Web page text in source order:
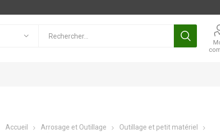
Accueil Arrosage et Outillage
Outillage et petit matériel